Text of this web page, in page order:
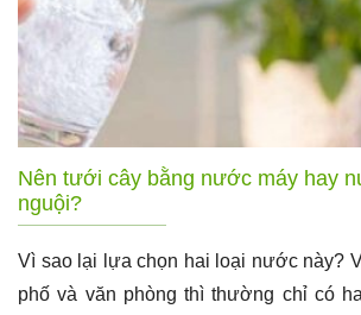
Nên tưới cây bằng nước máy hay
nguội?
Vì sao lại lựa chọn hai loại nước này?
phố và văn phòng thì thường chỉ có